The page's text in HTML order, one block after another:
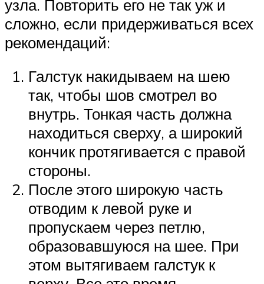
узла. Повторить его не так уж и
сложно, если придерживаться всех
рекомендаций:
Галстук накидываем на шею
так, чтобы шов смотрел во
внутрь. Тонкая часть должна
находиться сверху, а широкий
кончик протягивается с правой
стороны.
После этого широкую часть
отводим к левой руке и
пропускаем через петлю,
образовавшуюся на шее. При
этом вытягиваем галстук к